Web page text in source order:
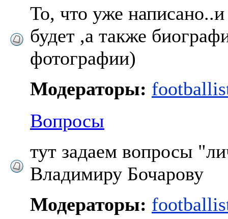
То, что уже
будет ,а также
фотографии)
Модераторы:
Вопросы
тут задаем вопросы
Владимиру Бочарову
Модераторы: